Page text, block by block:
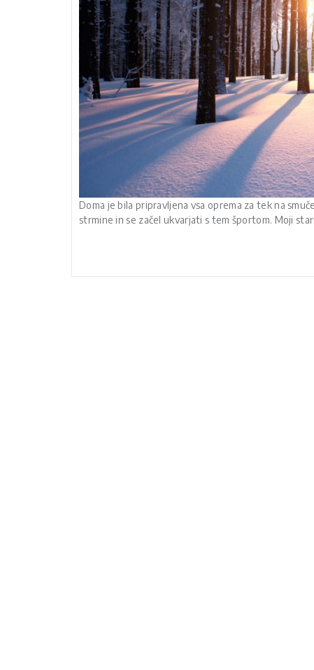
Doma je bila pripravljena vsa oprema za tek na
strmine in se začel ukvarjati s tem športom. Moji